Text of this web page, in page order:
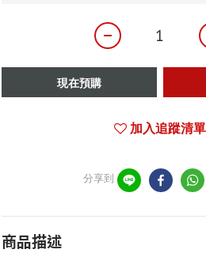
現在預購
加入追蹤清單
分享到
商品描述